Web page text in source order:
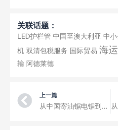
关联话题：
LED护栏管 中国至澳大利亚 中
机 双清包税服务 国际贸易 海运
输 阿德莱德
Prev
上一篇
从中国寄油锯电锯到克罗地亚国际快递服务UPS,DHL,EMS，FedEx，国际小包裹，国际空运大件货